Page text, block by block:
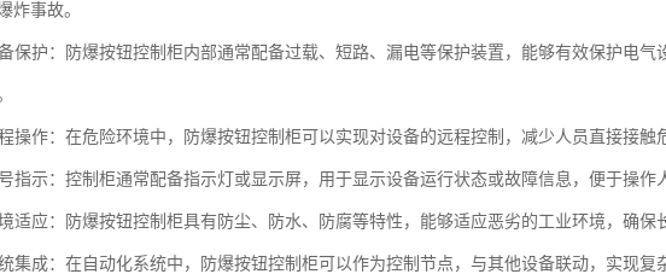
炸事故。
保护：防爆按钮控制柜内部通常配备过载、短路、漏电等保护装置，能够有效保护电气
操作：在危险环境中，防爆按钮控制柜可以实现对设备的远程控制，减少人员直接接触
指示：控制柜通常配备指示灯或显示屏，用于显示设备运行状态或故障信息，便于操作
适应：防爆按钮控制柜具有防尘、防水、防腐等特性，能够适应恶劣的工业环境，确保
集成：在自动化系统中，防爆按钮控制柜可以作为控制节点，与其他设备联动，实现复